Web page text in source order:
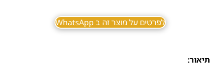
לפרטים על מוצר זה ב WhatsApp
תיאור: